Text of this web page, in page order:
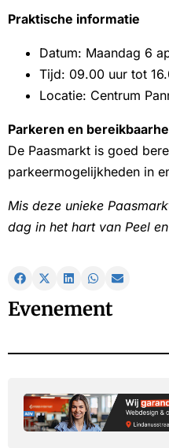
Praktische informatie
Datum: Maandag 6
Tijd: 09.00 uur tot
Locatie: Centrum
Parkeren en
De Paasmarkt is goed
parkeermogelijkheden in
Mis deze unieke
dag in het hart van Peel
Evenement